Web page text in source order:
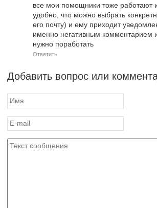
все мои помощники тоже работают
удобно, что можно выбрать
его почту) и ему приходит
именно негативным комментарием
нужно поработать
Ответить
Добавить вопрос или